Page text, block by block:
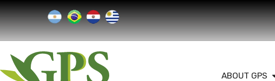
ABOUT GPS